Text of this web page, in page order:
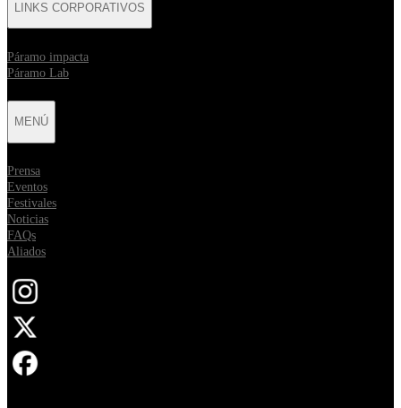
LINKS CORPORATIVOS
⁠Páramo impacta
Páramo Lab
MENÚ
Prensa
Eventos
Festivales
Noticias
FAQs
Aliados
Opens in new tab
Opens in new tab
Opens in new tab